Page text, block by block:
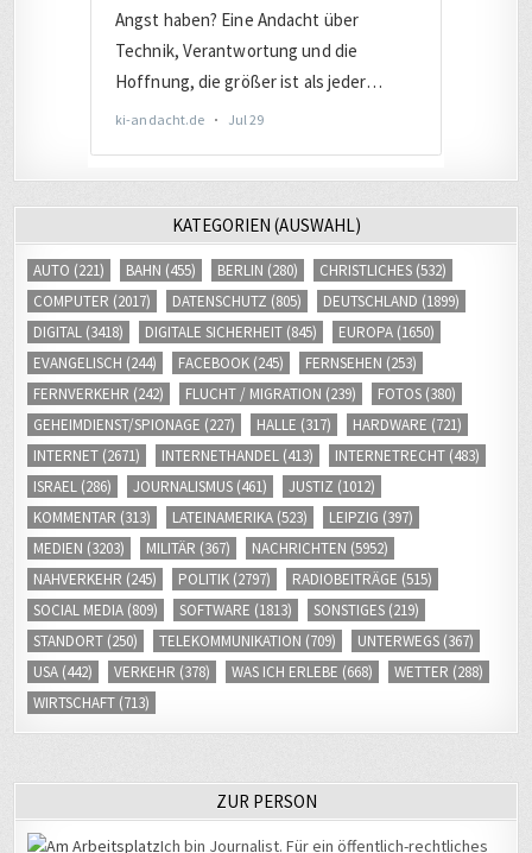
KATEGORIEN (AUSWAHL)
AUTO (221) BAHN (455) BERLIN (280) CHRISTLICHES (532)
COMPUTER (2017) DATENSCHUTZ (805) DEUTSCHLAND (1899)
DIGITAL (3418) DIGITALE SICHERHEIT (845) EUROPA (1650)
EVANGELISCH (244) FACEBOOK (245) FERNSEHEN (253)
FERNVERKEHR (242) FLUCHT / MIGRATION (239) FOTOS (380)
GEHEIMDIENST/SPIONAGE (227) HALLE (317) HARDWARE (721)
INTERNET (2671) INTERNETHANDEL (413) INTERNETRECHT (483)
ISRAEL (286) JOURNALISMUS (461) JUSTIZ (1012)
KOMMENTAR (313) LATEINAMERIKA (523) LEIPZIG (397)
MEDIEN (3203) MILITÄR (367) NACHRICHTEN (5952)
NAHVERKEHR (245) POLITIK (2797) RADIOBEITRÄGE (515)
SOCIAL MEDIA (809) SOFTWARE (1813) SONSTIGES (219)
STANDORT (250) TELEKOMMUNIKATION (709) UNTERWEGS (367)
USA (442) VERKEHR (378) WAS ICH ERLEBE (668) WETTER (288)
WIRTSCHAFT (713)
ZUR PERSON
Ich bin Journalist. Für ein öffentlich-rechtliches